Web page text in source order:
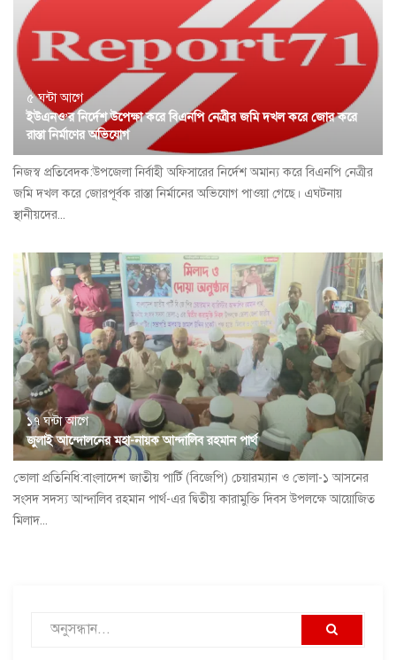
৫ ঘন্টা আগে
ইউএনও’র নির্দেশ উপেক্ষা করে বিএনপি নেত্রীর জমি দখল করে জোর করে
রাস্তা নির্মাণের অভিযোগ
নিজস্ব প্রতিবেদক:উপজেলা নির্বাহী অফিসারের নির্দেশ অমান্য করে বিএনপি নেত্রীর
জমি দখল করে জোরপূর্বক রাস্তা নির্মানের অভিযোগ পাওয়া গেছে। এঘটনায়
স্থানীয়দের...
১৭ ঘন্টা আগে
জুলাই আন্দোলনের মহা-নায়ক আন্দালিব রহমান পার্থ
ভোলা প্রতিনিধি:বাংলাদেশ জাতীয় পার্টি (বিজেপি) চেয়ারম্যান ও ভোলা-১ আসনের
সংসদ সদস্য আন্দালিব রহমান পার্থ-এর দ্বিতীয় কারামুক্তি দিবস উপলক্ষে আয়োজিত
মিলাদ...